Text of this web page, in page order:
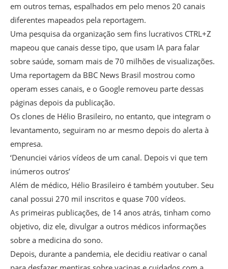
em outros temas, espalhados em pelo menos 20 canais
diferentes mapeados pela reportagem.
Uma pesquisa da organização sem fins lucrativos CTRL+Z
mapeou que canais desse tipo, que usam IA para falar
sobre saúde, somam mais de 70 milhões de visualizações.
Uma reportagem da BBC News Brasil mostrou como
operam esses canais, e o Google removeu parte dessas
páginas depois da publicação.
Os clones de Hélio Brasileiro, no entanto, que integram o
levantamento, seguiram no ar mesmo depois do alerta à
empresa.
‘Denunciei vários vídeos de um canal. Depois vi que tem
inúmeros outros’
Além de médico, Hélio Brasileiro é também youtuber. Seu
canal possui 270 mil inscritos e quase 700 vídeos.
As primeiras publicações, de 14 anos atrás, tinham como
objetivo, diz ele, divulgar a outros médicos informações
sobre a medicina do sono.
Depois, durante a pandemia, ele decidiu reativar o canal